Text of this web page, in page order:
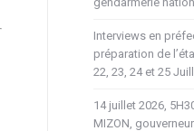
Interviews en
préparation de
22, 23, 24 et 25
14 juillet 2026,
MIZON,